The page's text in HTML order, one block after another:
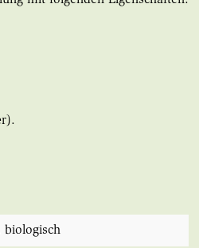
biologisch